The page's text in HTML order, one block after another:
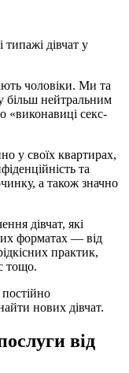
типажі дівчат у
чоловіки. Ми та
більш нейтральним
«виконавиці секс-
у своїх квартирах,
та
а також значно
дівчат, які
форматах — від
практик,
тощо.
нових дівчат.
від